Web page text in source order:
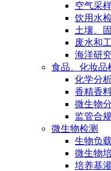
空气采
饮用水
土壤、
废水和
海洋研究
食品、化妆品
化学分
香精香
微生物
监管合
微生物检测
生物负
微生物
培养基